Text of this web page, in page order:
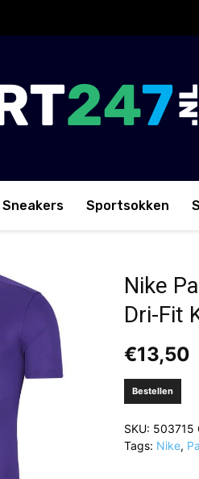
Sneakers Sportsokken
Nike
Dri-Fit
€13,50
Bestellen
SKU: 503715
Tags: Nike,